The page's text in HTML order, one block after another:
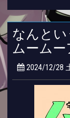
なんと
ムームー
2024/12/28